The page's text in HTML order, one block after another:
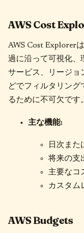
AWS Cost
AWS Cost Explorer
過に沿って可視化、
サービス、リージョ
どでフィルタリング
るために不可欠です。
主な機能:
日次また
将来の支
主要なコ
カスタム
AWS Budgets